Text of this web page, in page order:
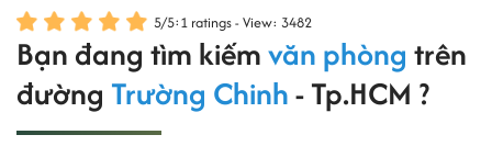
5/5:1 ratings - View: 3482
Bạn đang tìm kiếmvăn phòng trên
đường Trường Chinh- Tp.HCM ?